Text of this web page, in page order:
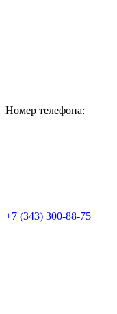
Номер телефона:
+7 (343) 300-88-75